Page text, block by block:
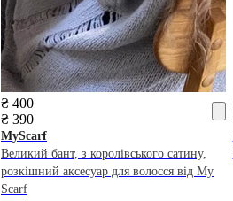
₴ 400
₴ 390
MyScarf
Великий бант, з королівського сатину,
розкішний аксесуар для волосся від My
Scarf